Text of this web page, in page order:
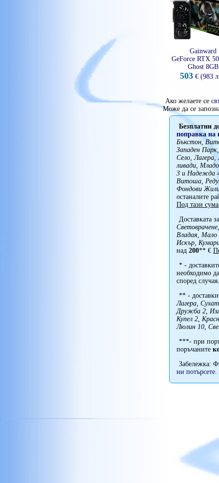
Gainward
GeForce RTX
Ghost 8GB
503€ (983
Ако желаете се
Може да се
Безплатни
поправка
Бъкстон,
Западен
Село,
ливади,
3 и Надежда
Витоша,
Фондови
останалите
Под тази сума
Доставката
Владая,
Искър,
над 200** €
* -
необходимо
според случая.
** -
Лагера,
Дружба 2,
Купел 2,
Люлин 10,
***- при
поръчаните
Забележка:
ни потърсете.